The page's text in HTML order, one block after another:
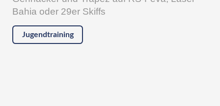
Bahia oder 29er Skiffs
Jugendtraining